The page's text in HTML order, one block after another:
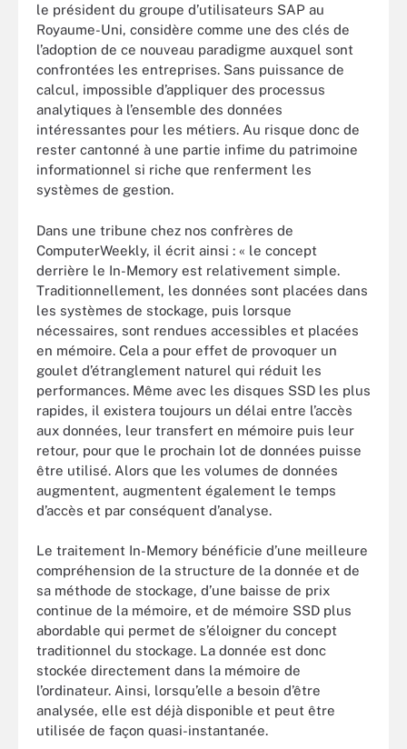
le président du groupe d’utilisateurs SAP au
Royaume-Uni, considère comme une des clés de
l’adoption de ce nouveau paradigme auxquel sont
confrontées les entreprises. Sans puissance de
calcul, impossible d’appliquer des processus
analytiques à l’ensemble des données
intéressantes pour les métiers. Au risque donc de
rester cantonné à une partie infime du patrimoine
informationnel si riche que renferment les
systèmes de gestion.
Dans une tribune chez nos confrères de
ComputerWeekly, il écrit ainsi : « le concept
derrière le In-Memory est relativement simple.
Traditionnellement, les données sont placées dans
les systèmes de stockage, puis lorsque
nécessaires, sont rendues accessibles et placées
en mémoire. Cela a pour effet de provoquer un
goulet d’étranglement naturel qui réduit les
performances. Même avec les disques SSD les plus
rapides, il existera toujours un délai entre l’accès
aux données, leur transfert en mémoire puis leur
retour, pour que le prochain lot de données puisse
être utilisé. Alors que les volumes de données
augmentent, augmentent également le temps
d’accès et par conséquent d’analyse.
Le traitement In-Memory bénéficie d’une meilleure
compréhension de la structure de la donnée et de
sa méthode de stockage, d’une baisse de prix
continue de la mémoire, et de mémoire SSD plus
abordable qui permet de s’éloigner du concept
traditionnel du stockage. La donnée est donc
stockée directement dans la mémoire de
l’ordinateur. Ainsi, lorsqu’elle a besoin d’être
analysée, elle est déjà disponible et peut être
utilisée de façon quasi-instantanée.